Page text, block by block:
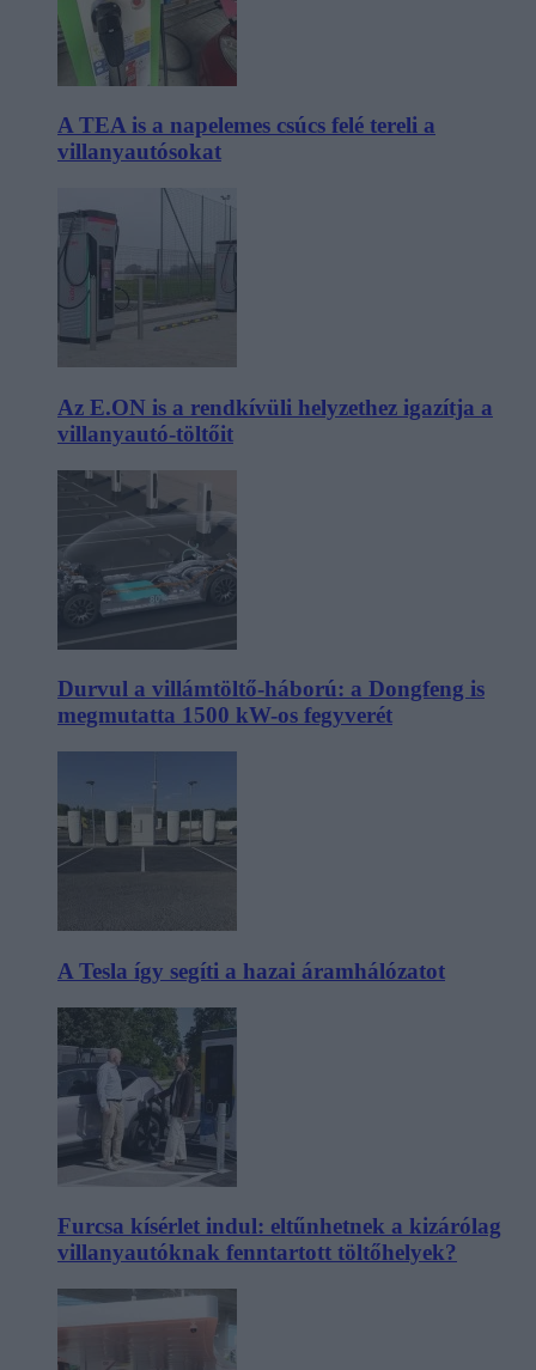
A TEA is a napelemes csúcs felé tereli a
villanyautósokat
Az E.ON is a rendkívüli helyzethez igazítja a
villanyautó-töltőit
Durvul a villámtöltő-háború: a Dongfeng is
megmutatta 1500 kW-os fegyverét
A Tesla így segíti a hazai áramhálózatot
Furcsa kísérlet indul: eltűnhetnek a kizárólag
villanyautóknak fenntartott töltőhelyek?